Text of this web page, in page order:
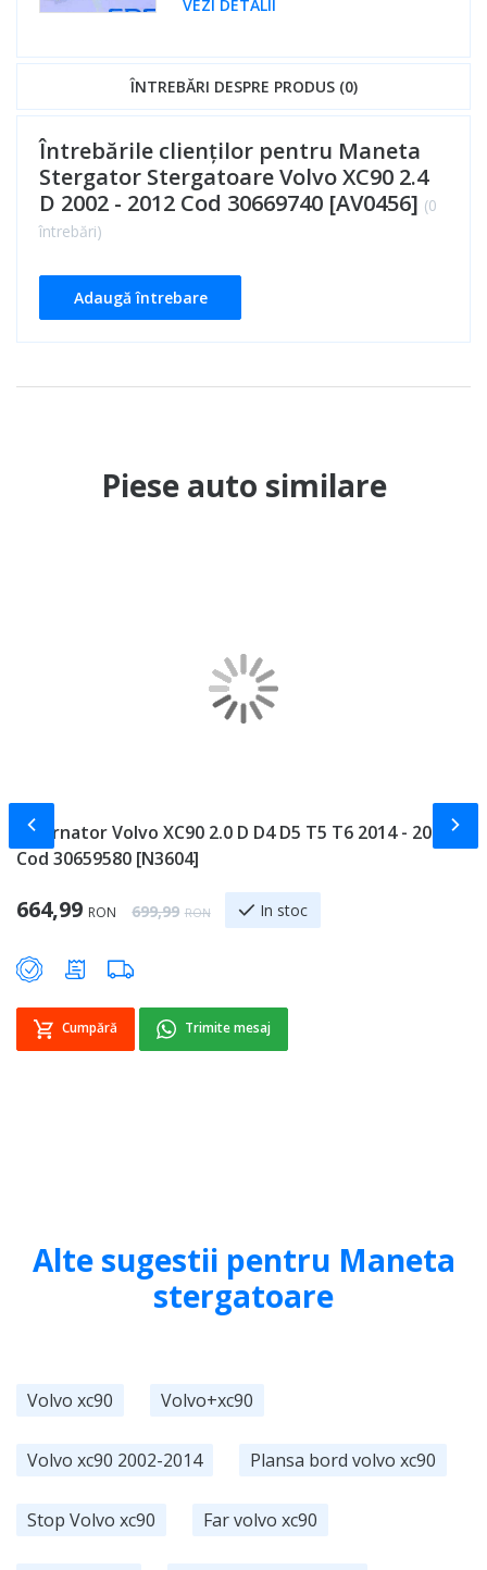
VEZI DETALII
ÎNTREBĂRI DESPRE PRODUS (0)
Întrebările clienților pentru Maneta
Stergator Stergatoare Volvo XC90 2.4
D 2002 - 2012 Cod 30669740 [AV0456] (0
întrebări)
Adaugă întrebare
Piese auto similare
Alternator Volvo XC90 2.0 D D4 D5 T5 T6 2014 - 2021
Cod 30659580 [N3604]
Special Price
664,99 RON Regular Price
699,99 RON In stoc
Cumpără Trimite mesaj
Slide-ul anterior
Alte sugestii pentru Maneta
stergatoare
Volvo xc90 Volvo+xc90
Volvo xc90 2002-2014 Plansa bord volvo xc90
Stop Volvo xc90 Far volvo xc90